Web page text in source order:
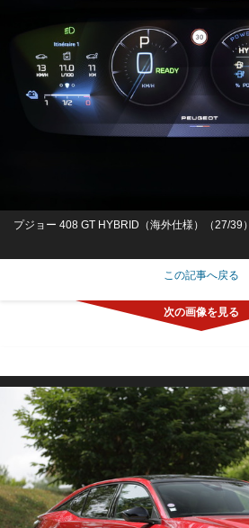
プジョー 408 GT HYBRID（海外仕様）（27/39）
この記事へ戻る